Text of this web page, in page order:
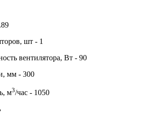
шт - 1
вентилятора, Вт - 90
мм - 300
м3/час - 1050